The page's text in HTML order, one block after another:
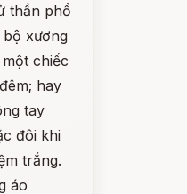
thần phổ
xương
chiếc
hay
tay
đôi khi
trắng.
áo